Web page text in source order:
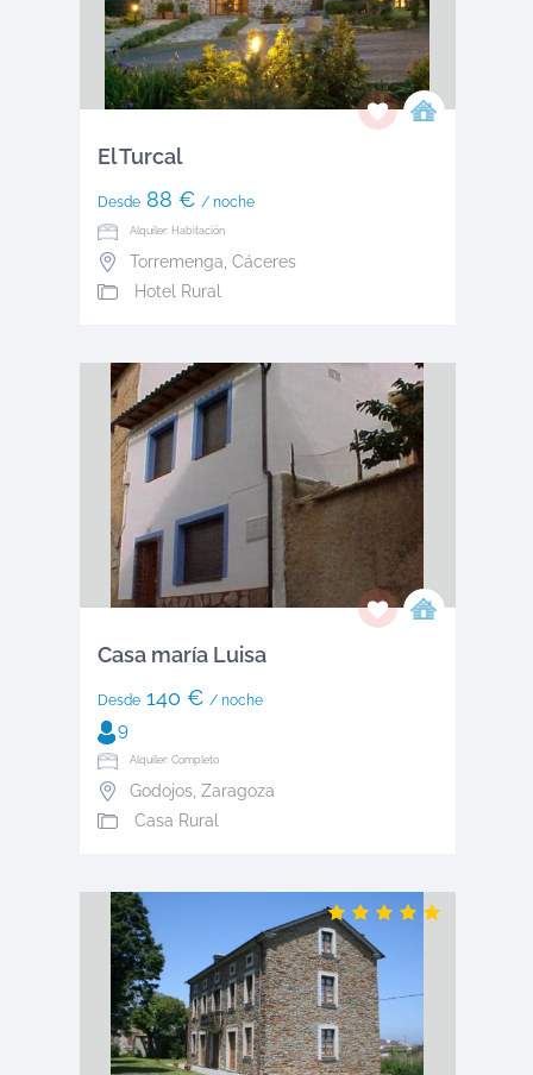
El Turcal
Desde88 € / noche
Alquiler: Habitación
Torremenga Cáceres
Hotel Rural
Casa maría Luisa
Desde140 € / noche
9
Alquiler: Completo
Godojos, Zaragoza
Casa Rural